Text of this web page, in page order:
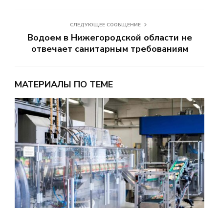
СЛЕДУЮЩЕЕ СООБЩЕНИЕ
Водоем в Нижегородской области не
отвечает санитарным требованиям
МАТЕРИАЛЫ ПО ТЕМЕ